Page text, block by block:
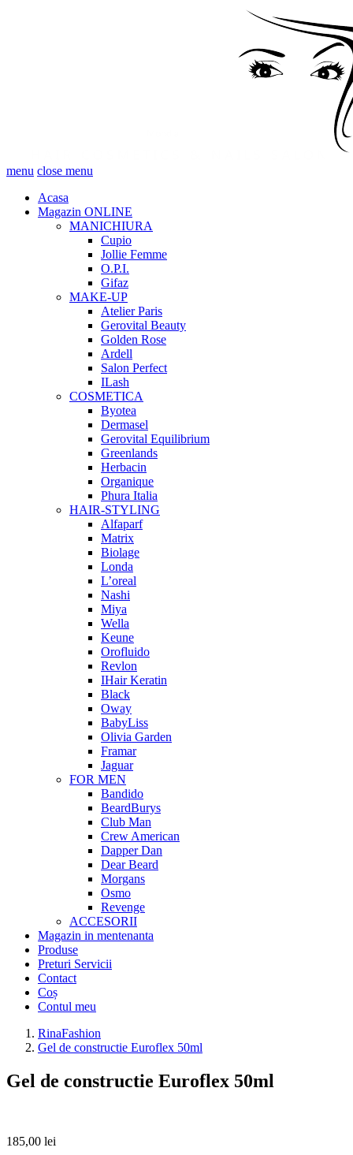
menu close menu
Acasa
Magazin ONLINE
MANICHIURA
Cupio
Jollie Femme
O.P.I.
Gifaz
MAKE-UP
Atelier Paris
Gerovital Beauty
Golden Rose
Ardell
Salon Perfect
ILash
COSMETICA
Byotea
Dermasel
Gerovital Equilibrium
Greenlands
Herbacin
Organique
Phura Italia
HAIR-STYLING
Alfaparf
Matrix
Biolage
Londa
L’oreal
Nashi
Miya
Wella
Keune
Orofluido
Revlon
IHair Keratin
Black
Oway
BabyLiss
Olivia Garden
Framar
Jaguar
FOR MEN
Bandido
BeardBurys
Club Man
Crew American
Dapper Dan
Dear Beard
Morgans
Osmo
Revenge
ACCESORII
Magazin in mentenanta
Produse
Preturi Servicii
Contact
Coș
Contul meu
RinaFashion
Gel de constructie Euroflex 50ml
Gel de constructie Euroflex 50ml
185,00 lei